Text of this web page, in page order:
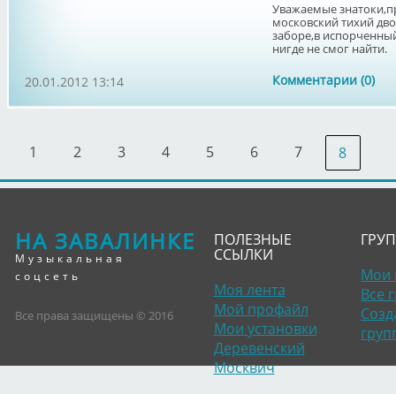
Уважаемые
московский тихий
заборе,в
нигде не смог найти.
Комментарии (0)
20.01.2012 13:14
1 2 3 4 5 6 7 8
НА ЗАВАЛИНКЕ
Музыкальная
соцсеть
Все права защищены © 2016
ПОЛЕЗНЫЕ
ССЫЛКИ
Моя лента
Мой профайл
Мои установки
Деревенский
Москвич
Мои
Все